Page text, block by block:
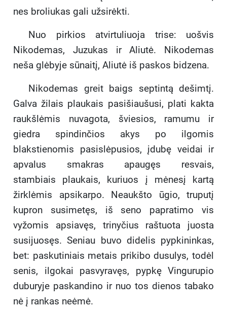
nes broliukas gali užsirėkti.
Nuo pirkios atvirtuliuoja trise: uošvis
Nikodemas, Juzukas ir Aliutė. Nikodemas
neša glėbyje sūnaitį, Aliutė iš paskos bidzena.
Nikodemas greit baigs septintą dešimtį.
Galva žilais plaukais pasišiaušusi, plati kakta
raukšlėmis nuvagota, šviesios, ramumu ir
giedra spindinčios akys po ilgomis
blakstienomis pasislėpusios, įdubę veidai ir
apvalus smakras apaugęs resvais,
stambiais plaukais, kuriuos į mėnesį kartą
žirklėmis apsikarpo. Neaukšto ūgio, truputį
kupron susimetęs, iš seno papratimo vis
vyžomis apsiavęs, trinyčius raštuota juosta
susijuosęs. Seniau buvo didelis pypkininkas,
bet: paskutiniais metais prikibo dusulys, todėl
senis, ilgokai pasvyravęs, pypkę Vingurupio
duburyje paskandino ir nuo tos dienos tabako
nė į rankas neėmė.